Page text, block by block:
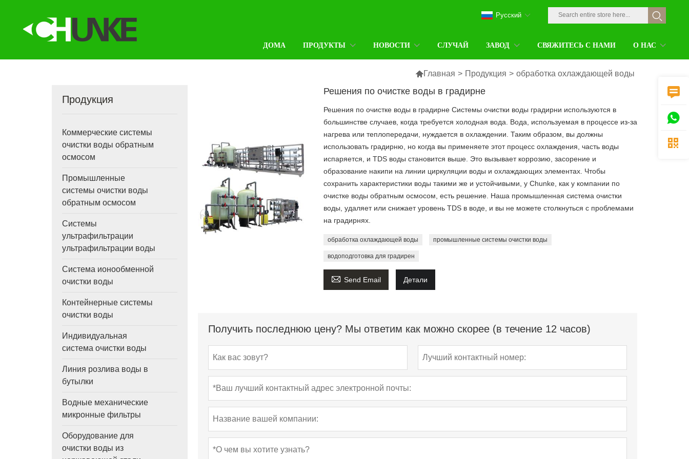
ДОМА ПРОДУКТЫ НОВОСТИ СЛУЧАЙ ЗАВОД СВЯЖИТЕСЬ С НАМИ О НАС
Pусский
Главная > Продукция > обработка охлаждающей воды
Продукция
Коммерческие системы
очистки воды обратным
осмосом
Промышленные
системы очистки воды
обратным осмосом
Системы
ультрафильтрации
ультрафильтрации воды
Система ионообменной
очистки воды
Контейнерные системы
очистки воды
Индивидуальная
система очистки воды
Линия розлива воды в
бутылки
Водные механические
микронные фильтры
Оборудование для
очистки воды из
Решения по очистке воды в градирне
Решения по очистке воды в градирне Системы очистки воды градирни используются в
большинстве случаев, когда требуется холодная вода. Вода, используемая в процессе из-за
нагрева или теплопередачи, нуждается в охлаждении. Таким образом, вы должны
использовать градирню, но когда вы применяете этот процесс охлаждения, часть воды
испаряется, и TDS воды становится выше. Это вызывает коррозию, засорение и
образование накипи на линии циркуляции воды и охлаждающих элементах. Чтобы
сохранить характеристики воды такими же и устойчивыми, у Chunke, как у компании по
очистке воды обратным осмосом, есть решение. Наша промышленная система очистки
воды, удаляет или снижает уровень TDS в воде, и вы не можете столкнуться с проблемами
на градирнях.
обработка охлаждающей воды промышленные системы очистки воды
водоподготовка для градирен
 Send Email Детали
Получить последнюю цену? Мы ответим как можно скорее (в течение 12 часов)


